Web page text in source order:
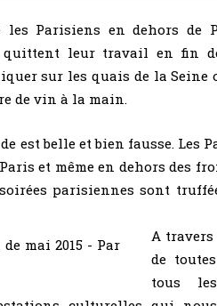
Parisiens en dehors de
quittent leur travail en fin
sur les quais de la Seine
de vin à la main.
est belle et bien fausse. Les
et même en dehors des
parisiennes sont
A travers
de
tous